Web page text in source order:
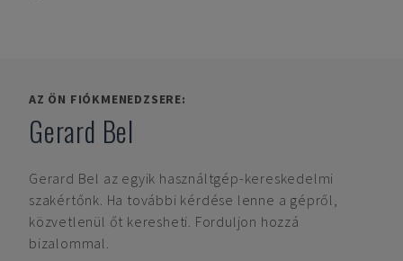
AZ ÖN FIÓKMENEDZSERE:
Gerard Bel
Gerard Bel az egyik használtgép-kereskedelmi
szakértőnk. Ha további kérdése lenne a gépről,
közvetlenül őt keresheti. Forduljon hozzá
bizalommal.